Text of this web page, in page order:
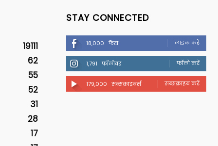
19111
62
55
52
31
28
17
STAY CONNECTED
18,000 फैंस लाइक करें
1,791 फॉलोवर फॉलो करें
179,000 सब्सक्राइबर्स सब्सक्राइब करें